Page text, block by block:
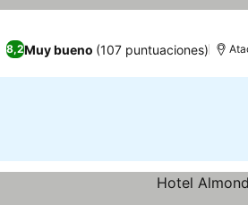
8,2Muy bueno (107 puntuaciones)